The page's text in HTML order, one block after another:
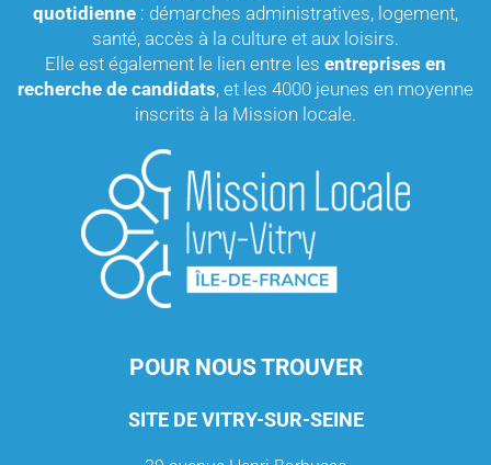
quotidienne : démarches administratives, logement,
santé, accès à la culture et aux loisirs.
Elle est également le lien entre les entreprises en
recherche de candidats, et les 4000 jeunes en moyenne
inscrits à la Mission locale.
POUR NOUS TROUVER
SITE DE VITRY-SUR-SEINE